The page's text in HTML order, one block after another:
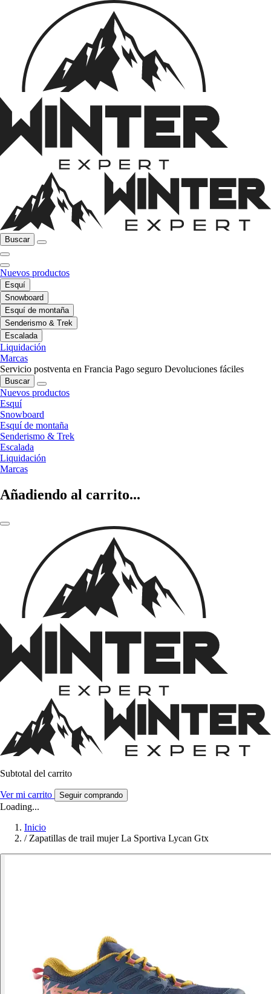
Buscar
Nuevos productos
Esquí
Snowboard
Esquí de montaña
Senderismo & Trek
Escalada
Liquidación
Marcas
Servicio postventa en Francia Pago seguro Devoluciones fáciles
Buscar
Nuevos productos
Esquí
Snowboard
Esquí de montaña
Senderismo & Trek
Escalada
Liquidación
Marcas
Añadiendo al carrito...
Subtotal del carrito
Ver mi carrito Seguir comprando
Loading...
Inicio
/ Zapatillas de trail mujer La Sportiva Lycan Gtx